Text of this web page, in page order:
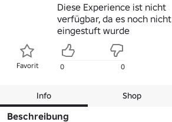
Diese Experience ist nicht
verfügbar, da es noch nicht
eingestuft wurde
Favorit 0 0
Info Shop
Beschreibung